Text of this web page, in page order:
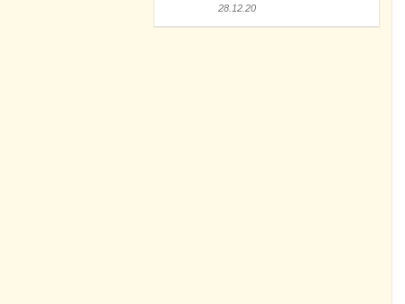
28.12.20